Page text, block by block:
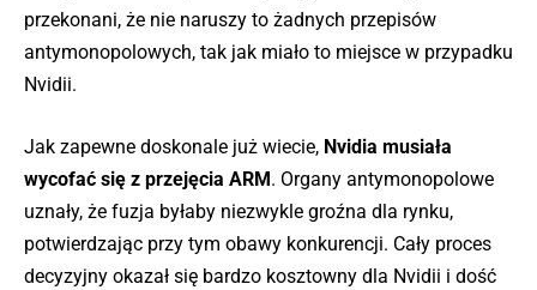
przekonani, że nie naruszy to żadnych przepisów
antymonopolowych, tak jak miało to miejsce w przypadku
Nvidii.
Jak zapewne doskonale już wiecie, Nvidia musiała
wycofać się z przejęcia ARM. Organy antymonopolowe
uznały, że fuzja byłaby niezwykle groźna dla rynku,
potwierdzając przy tym obawy konkurencji. Cały proces
decyzyjny okazał się bardzo kosztowny dla Nvidii i dość